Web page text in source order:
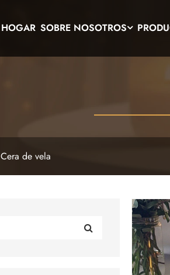
HOGAR SOBRE NOSOTROS
Cera de vela